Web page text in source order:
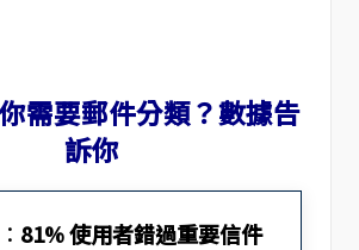
需要郵件分類？數據告
訴你
81% 使用者錯過重要信件